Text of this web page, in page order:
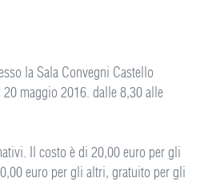
la Sala Convegni Castello
maggio 2016. dalle 8,30 alle
Il costo è di 20,00 euro per gli
euro per gli altri, gratuito per gli